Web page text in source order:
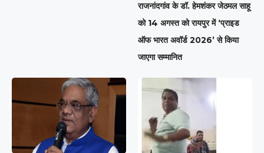
राजनांदगांव के डॉ. हेमशंकर जेठमल साहू
को 14 अगस्त को रायपुर में ‘प्राइड
ऑफ भारत अवॉर्ड 2026’ से किया
जाएगा सम्मानित